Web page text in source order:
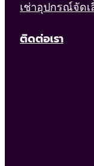
เช่าอุปกรณ์จัดเ
ติดต่อเรา